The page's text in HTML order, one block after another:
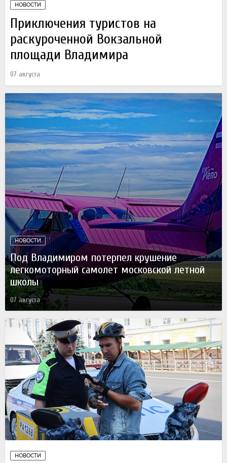
НОВОСТИ
Приключения туристов на
раскуроченной Вокзальной
площади Владимира
07 августа
НОВОСТИ
Под Владимиром потерпел крушение
легкомоторный самолет московской летной
школы
07 августа
НОВОСТИ